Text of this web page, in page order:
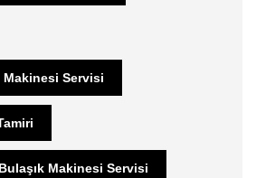
Makinesi Servisi
Makinesi Servisi